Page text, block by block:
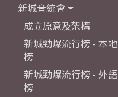
新城音統會
成立原意及架構
新城勁爆流行榜 - 本地
榜
新城勁爆流行榜 - 外語
榜